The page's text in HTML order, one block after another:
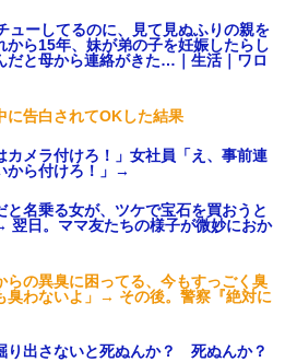
ューしてるのに、見て見ぬふりの親を
から15年、妹が弟の子を妊娠したらし
だと母から連絡がきた…｜生活｜ワロ
に告白されてOKした結果
カメラ付けろ！」女社員「え、事前連
から付けろ！」→
と名乗る女が、ツケで宝石を買おうと
日。ママ友たちの様子が微妙におか
らの異臭に困ってる、今もすっごく臭
臭わないよ」→ その後。警察『絶対に
り出さないと死ぬんか？ 死ぬんか？